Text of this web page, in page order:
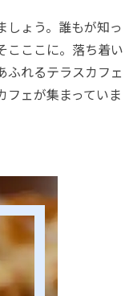
しょう。誰もが知っ
こここに。落ち着い
ふれるテラスカフェ
フェが集まっていま